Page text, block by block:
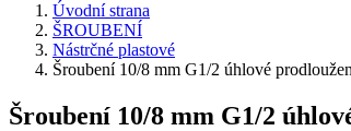
Úvodní strana
ŠROUBENÍ
Nástrčné plastové
Šroubení 10/8 mm G1/2 úhlové
Šroubení 10/8 mm G1/2